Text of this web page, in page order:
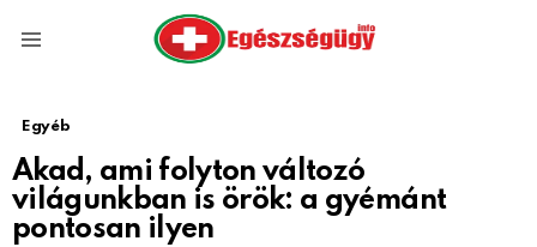
Egyéb
Akad, ami folyton változó
világunkban is örök: a gyémánt
pontosan ilyen